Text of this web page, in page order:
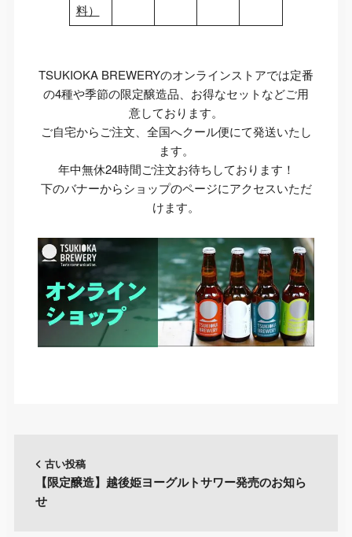
料）
TSUKIOKA BREWERYのオンラインストアでは定番
の4種や季節の限定醸造品、お得なセットなどご用
意しております。
ご自宅からご注文、全国へクール便にて発送いたし
ます。
年中無休24時間ご注文お待ちしております！
下のバナーからショップのページにアクセスいただ
けます。
古い投稿
【限定醸造】越後姫ヨーグルトサワー発売のお知ら
せ